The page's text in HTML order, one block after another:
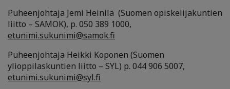
Puheenjohtaja Jemi Heinilä (Suomen opiskelijakuntien
liitto – SAMOK), p. 050 389 1000,
etunimi.sukunimi@samok.fi
Puheenjohtaja Heikki Koponen (Suomen
ylioppilaskuntien liitto – SYL) p. 044 906 5007,
etunimi.sukunimi@syl.fi